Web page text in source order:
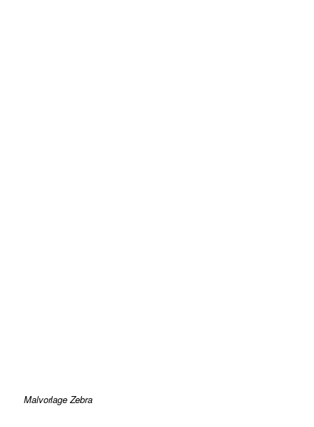
Malvorlage Zebra